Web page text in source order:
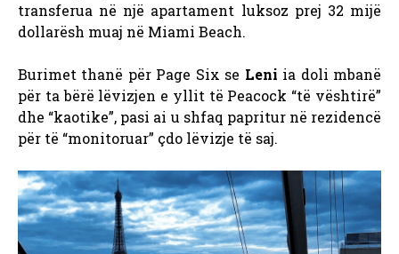
transferua në një apartament luksoz prej 32 mijë
dollarësh muaj në Miami Beach.
Burimet thanë për Page Six se Leni ia doli mbanë
për ta bërë lëvizjen e yllit të Peacock “të vështirë”
dhe “kaotike”, pasi ai u shfaq papritur në rezidencë
për të “monitoruar” çdo lëvizje të saj.